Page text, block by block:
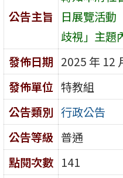
公告主旨
日展覽活動
歧視」主題
發佈日期 2025 年 12
發佈單位 特教組
公告類別 行政公告
公告等級 普通
點閱次數 141